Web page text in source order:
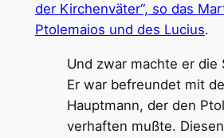
der Kirchenväter“, so das
Ptolemaios und des Lucius.
Und zwar machte er die
Er war befreundet mit
Hauptmann, der den
verhaften mußte. Diesen